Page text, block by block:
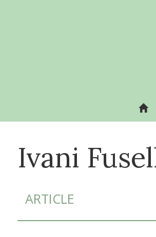
Ivani
ARTICLE